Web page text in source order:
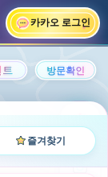
카카오 로그인
즐겨찾기